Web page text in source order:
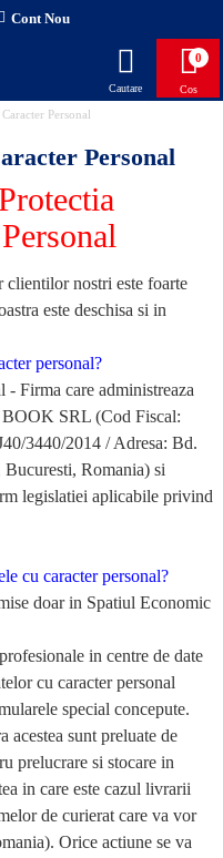
Cont Nou
0
Personal
Personal
clientilor nostri este foarte
este deschisa si in
personal?
- Firma care administreaza
SRL (Cod Fiscal:
3440/2014 / Adresa: Bd.
Romania) si
legislatiei aplicabile privind
cu caracter personal?
doar in Spatiul Economic
in centre de date
cu caracter personal
special concepute.
acestea sunt preluate de
prelucrare si stocare in
in care este cazul livrarii
de curierat care va vor
Orice actiune se va